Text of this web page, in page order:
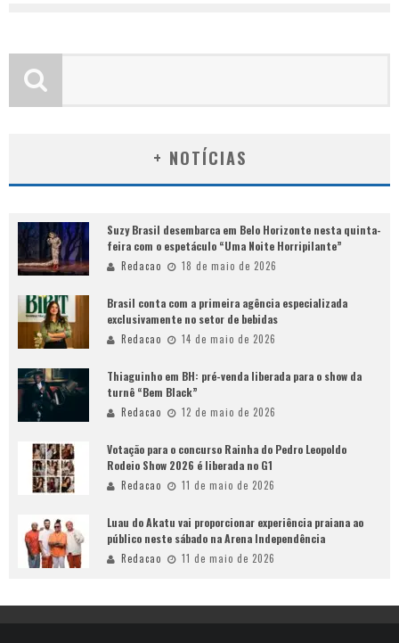
+ NOTÍCIAS
Suzy Brasil desembarca em Belo Horizonte nesta quinta-
feira com o espetáculo “Uma Noite Horripilante”
Redacao 18 de maio de 2026
Brasil conta com a primeira agência especializada
exclusivamente no setor de bebidas
Redacao 14 de maio de 2026
Thiaguinho em BH: pré-venda liberada para o show da
turnê “Bem Black”
Redacao 12 de maio de 2026
Votação para o concurso Rainha do Pedro Leopoldo
Rodeio Show 2026 é liberada no G1
Redacao 11 de maio de 2026
Luau do Akatu vai proporcionar experiência praiana ao
público neste sábado na Arena Independência
Redacao 11 de maio de 2026